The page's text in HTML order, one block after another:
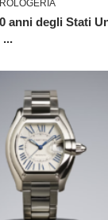
anni degli Stati
...